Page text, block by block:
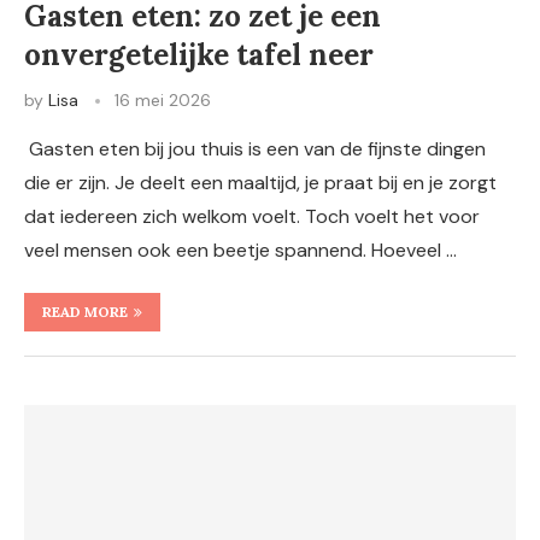
Gasten eten: zo zet je een
onvergetelijke tafel neer
by Lisa 16 mei 2026
Gasten eten bij jou thuis is een van de fijnste dingen
die er zijn. Je deelt een maaltijd, je praat bij en je zorgt
dat iedereen zich welkom voelt. Toch voelt het voor
veel mensen ook een beetje spannend. Hoeveel …
READ MORE